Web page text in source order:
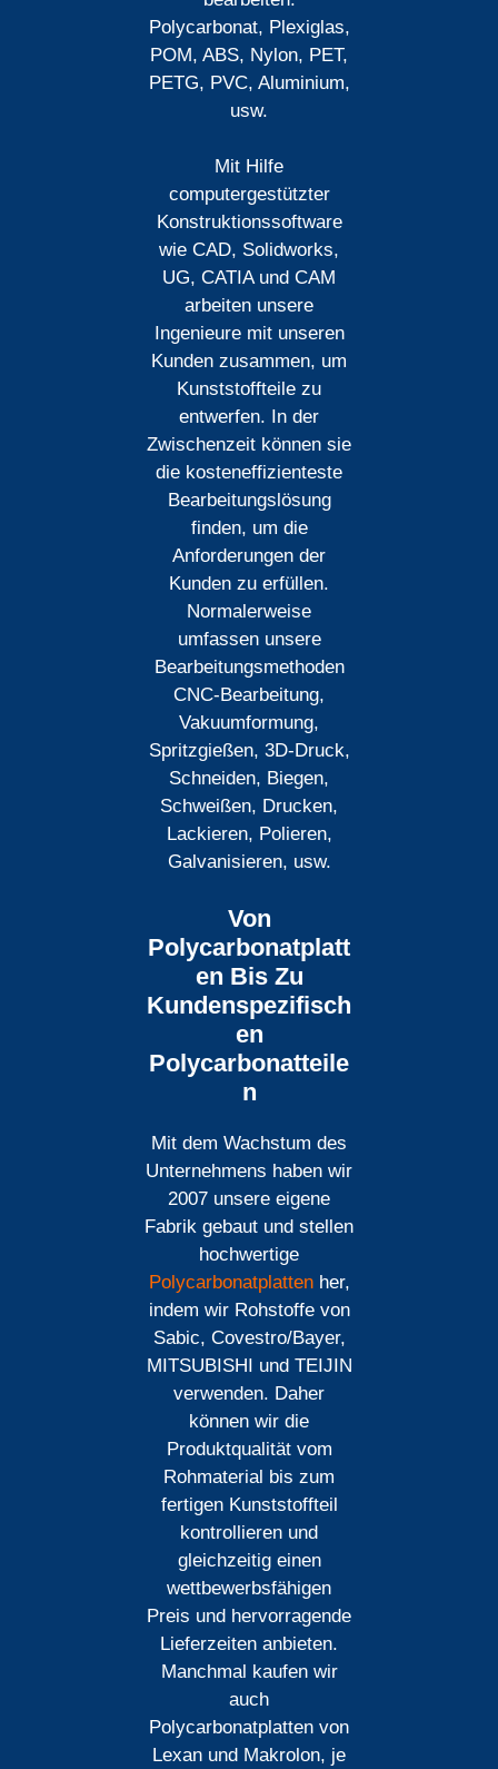
Polycarbonat, Plexiglas,
POM, ABS, Nylon, PET,
PETG, PVC, Aluminium,
usw.
Mit Hilfe
computergestützter
Konstruktionssoftware
wie CAD, Solidworks,
UG, CATIA und CAM
arbeiten unsere
Ingenieure mit unseren
Kunden zusammen, um
Kunststoffteile zu
entwerfen. In der
Zwischenzeit können sie
die kosteneffizienteste
Bearbeitungslösung
finden, um die
Anforderungen der
Kunden zu erfüllen.
Normalerweise
umfassen unsere
Bearbeitungsmethoden
CNC-Bearbeitung,
Vakuumformung,
Spritzgießen, 3D-Druck,
Schneiden, Biegen,
Schweißen, Drucken,
Lackieren, Polieren,
Galvanisieren, usw.
Von
Polycarbonatplatt
En Bis Zu
Kundenspezifisch
En
Polycarbonatteile
N
Mit dem Wachstum des
Unternehmens haben wir
2007 unsere eigene
Fabrik gebaut und stellen
hochwertige
Polycarbonatplattenher,
indem wir Rohstoffe von
Sabic, Covestro/Bayer,
MITSUBISHI und TEIJIN
verwenden. Daher
können wir die
Produktqualität vom
Rohmaterial bis zum
fertigen Kunststoffteil
kontrollieren und
gleichzeitig einen
wettbewerbsfähigen
Preis und hervorragende
Lieferzeiten anbieten.
Manchmal kaufen wir
auch
Polycarbonatplatten von
Lexan und Makrolon, je